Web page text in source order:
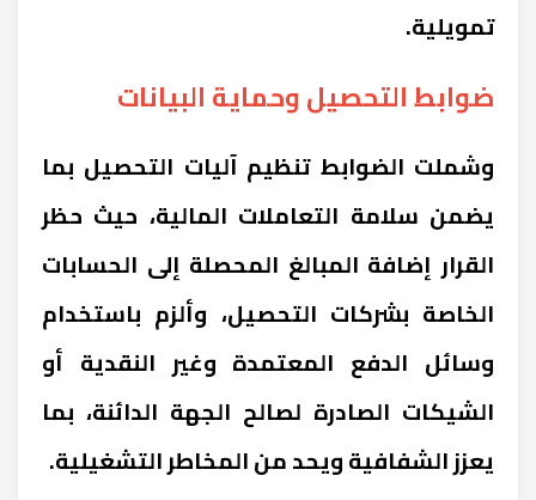
تمويلية.
ضوابط التحصيل وحماية البيانات
وشملت الضوابط تنظيم آليات التحصيل بما
يضمن سلامة التعاملات المالية، حيث حظر
القرار إضافة المبالغ المحصلة إلى الحسابات
الخاصة بشركات التحصيل، وألزم باستخدام
وسائل الدفع المعتمدة وغير النقدية أو
الشيكات الصادرة لصالح الجهة الدائنة، بما
يعزز الشفافية ويحد من المخاطر التشغيلية.